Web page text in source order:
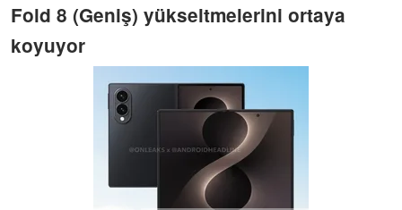
Fold 8 (Geniş) yükseltmelerini ortaya
koyuyor